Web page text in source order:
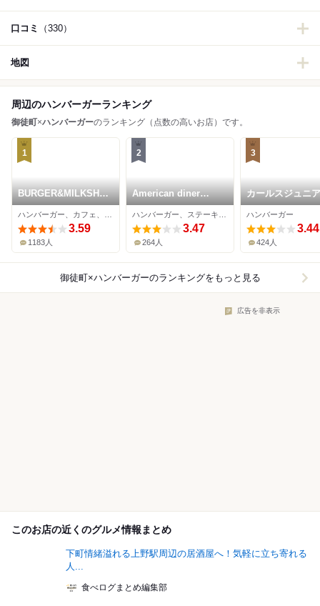
口コミ （330）
地図
周辺のハンバーガーランキング
御徒町×ハンバーガーのランキング（点数の高いお店）です。
1
BURGER&MILKSHA
KE CRANE
3.59
1183人
2
American diner
ANDRA
3.47
264人
3
カールスジュニ
葉原中央通り店
ハンバーガー
3.44
424人
御徒町×ハンバーガーのランキングをもっと見る
広告を非表示
このお店の近くのグルメ情報まとめ
下町情緒溢れる上野駅周辺の居酒屋へ！気軽に立ち寄れる
人...
食べログまとめ編集部